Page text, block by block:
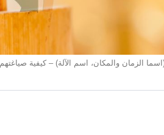
الزمان والمكان، اسم الآلة) – كيفية صياغتهم